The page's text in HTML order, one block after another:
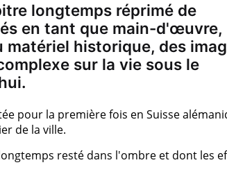
longtemps réprimé de
en tant que main-d'œuvre,
historique, des
sur la vie sous le
pour la première fois en Suisse
de la ville.
resté dans l'ombre et dont les